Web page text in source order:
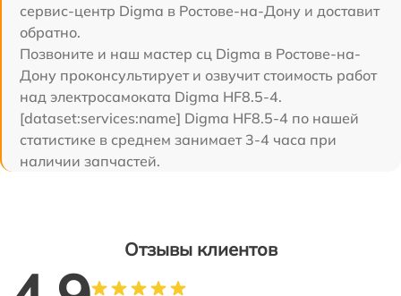
сервис-центр Digma в Ростове-на-Дону и доставит
обратно.
Позвоните и наш мастер сц Digma в Ростове-на-
Дону проконсультирует и озвучит стоимость работ
над электросамоката Digma HF8.5-4.
[dataset:services:name] Digma HF8.5-4 по нашей
статистике в среднем занимает 3-4 часа при
наличии запчастей.
Отзывы клиентов